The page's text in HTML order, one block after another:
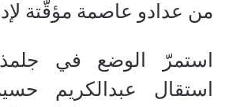
من عدادو عاصمة مؤقّتة
استمرّ الوضع في
استقال عبدالكريم